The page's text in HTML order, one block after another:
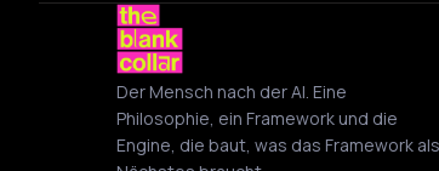
Der Mensch nach der AI. Eine
Philosophie, ein Framework und die
Engine, die baut, was das Framework als